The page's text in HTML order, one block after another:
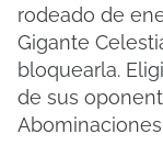
rodeado de
Gigante
bloquearla.
de sus